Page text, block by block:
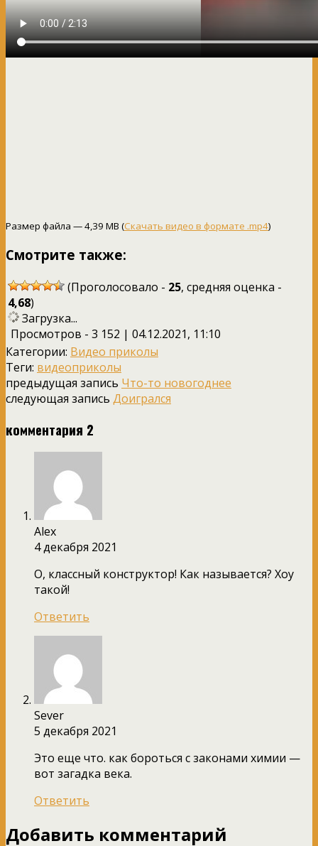
Размер файла — 4,39 MB (Скачать видео в формате .mp4)
Смотрите также:
(Проголосовало - 25, средняя оценка -
4,68)
Загрузка...
Просмотров - 3 152 | 04.12.2021, 11:10
Категории: Видео приколы
Теги: видеоприколы
предыдущая запись Что-то новогоднее
следующая запись Доигрался
комментария 2
Alex
4 декабря 2021
О, классный конструктор! Как называется? Хоу
такой!
Ответить
Sever
5 декабря 2021
Это еще что. как бороться с законами химии —
вот загадка века.
Ответить
Добавить комментарий